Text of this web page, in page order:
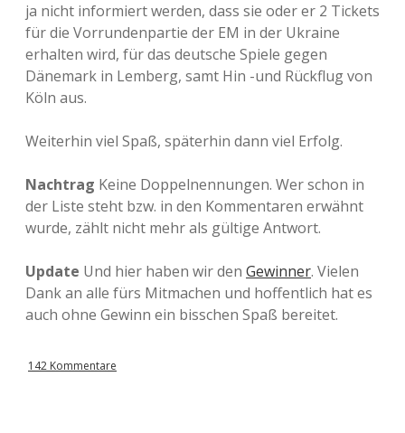
ja nicht informiert werden, dass sie oder er 2 Tickets
für die Vorrundenpartie der EM in der Ukraine
erhalten wird, für das deutsche Spiele gegen
Dänemark in Lemberg, samt Hin -und Rückflug von
Köln aus.
Weiterhin viel Spaß, späterhin dann viel Erfolg.
Nachtrag Keine Doppelnennungen. Wer schon in
der Liste steht bzw. in den Kommentaren erwähnt
wurde, zählt nicht mehr als gültige Antwort.
Update Und hier haben wir den Gewinner. Vielen
Dank an alle fürs Mitmachen und hoffentlich hat es
auch ohne Gewinn ein bisschen Spaß bereitet.
142 Kommentare